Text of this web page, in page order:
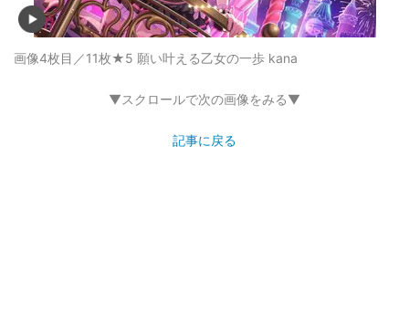
画像4枚目／11枚★5 願い叶える乙女の一歩 kana
▼スクロールで次の画像をみる▼
記事に戻る